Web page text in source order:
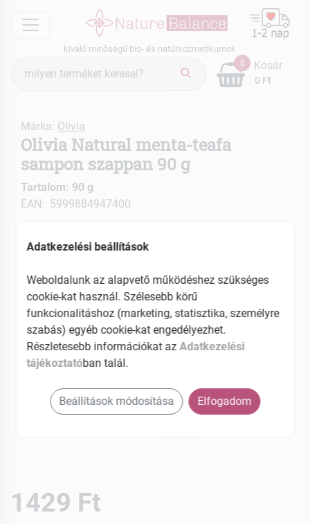
menu
kiváló minőségű bio- és natúrkozmetikumok
keresés
0
0 Ft
Kosár
Márka: Olivia
Olivia Natural menta-teafa
sampon szappan 90 g
Tartalom: 90 g
EAN: 5999884947400
1429 Ft
Adatkezelési beállítások
Weboldalunk az alapvető működéshez szükséges
cookie-kat használ. Szélesebb körű
funkcionalitáshoz (marketing, statisztika, személyre
szabás) egyéb cookie-kat engedélyezhet.
Részletesebb információkat az Adatkezelési
tájékoztatóban talál.
Beállítások módosítása Elfogadom